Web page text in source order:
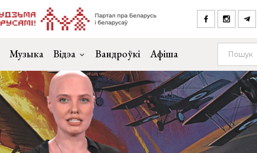
Музыка Відэа Вандроўкі Афіша